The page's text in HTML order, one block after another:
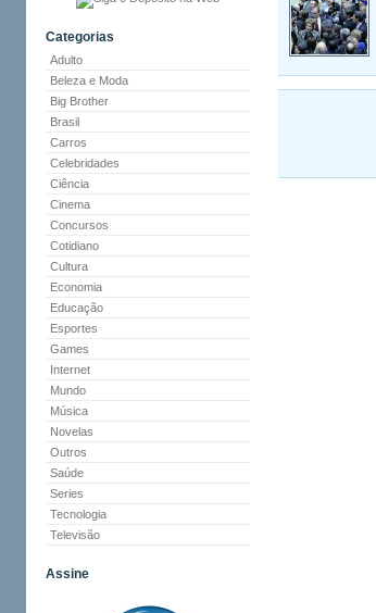
Categorias
Adulto
Beleza e Moda
Big Brother
Brasil
Carros
Celebridades
Ciência
Cinema
Concursos
Cotidiano
Cultura
Economia
Educação
Esportes
Games
Internet
Mundo
Música
Novelas
Outros
Saúde
Series
Tecnologia
Televisão
Assine